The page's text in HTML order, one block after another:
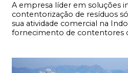
A empresa líder em soluções
contentorização de resíduos
sua atividade comercial na
fornecimento de contentores